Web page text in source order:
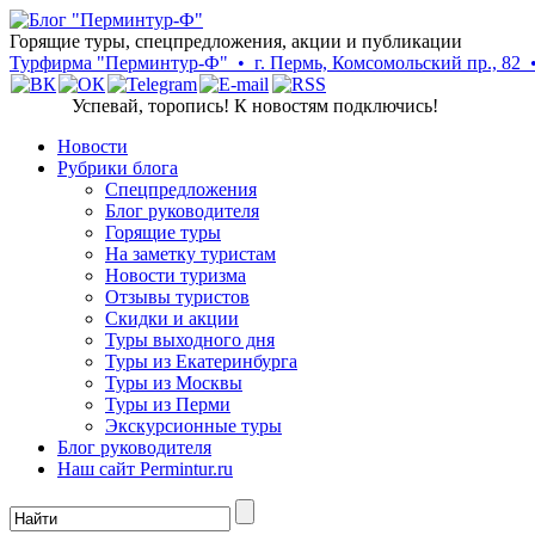
Горящие туры, спецпредложения, акции и публикации
Турфирма "Перминтур-Ф" • г. Пермь, Комсомольский пр., 82
Успевай, торопись! К новостям подключись!
Новости
Рубрики блога
Cпецпредложения
Блог руководителя
Горящие туры
На заметку туристам
Новости туризма
Отзывы туристов
Скидки и акции
Туры выходного дня
Туры из Екатеринбурга
Туры из Москвы
Туры из Перми
Экскурсионные туры
Блог руководителя
Наш сайт Permintur.ru